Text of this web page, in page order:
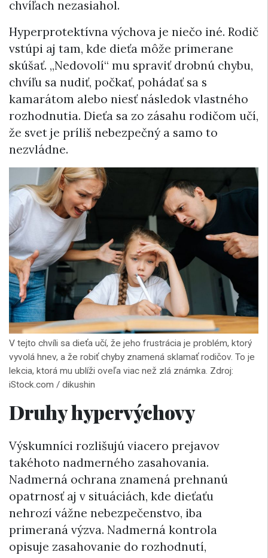
chvíľach nezasiahol.
Hyperprotektívna výchova je niečo iné. Rodič
vstúpi aj tam, kde dieťa môže primerane
skúšať. „Nedovolí“ mu spraviť drobnú chybu,
chvíľu sa nudiť, počkať, pohádať sa s
kamarátom alebo niesť následok vlastného
rozhodnutia. Dieťa sa zo zásahu rodičom učí,
že svet je príliš nebezpečný a samo to
nezvládne.
V tejto chvíli sa dieťa učí, že jeho frustrácia je problém, ktorý
vyvolá hnev, a že robiť chyby znamená sklamať rodičov. To je
lekcia, ktorá mu ublíži oveľa viac než zlá známka. Zdroj:
iStock.com / dikushin
Druhy hypervýchovy
Výskumníci rozlišujú viacero prejavov
takéhoto nadmerného zasahovania.
Nadmerná ochrana znamená prehnanú
opatrnosť aj v situáciách, kde dieťaťu
nehrozí vážne nebezpečenstvo, iba
primeraná výzva. Nadmerná kontrola
opisuje zasahovanie do rozhodnutí,